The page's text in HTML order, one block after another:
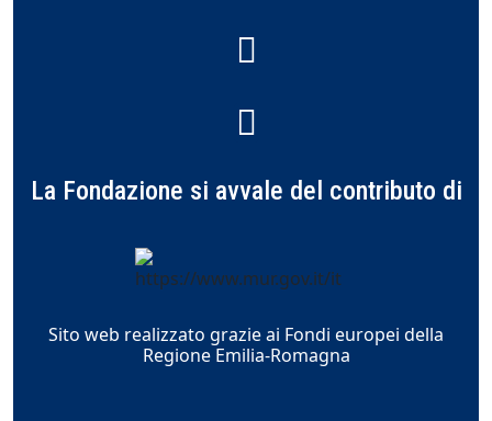
La Fondazione si avvale del contributo di
Sito web realizzato grazie ai Fondi europei della
Regione Emilia-Romagna